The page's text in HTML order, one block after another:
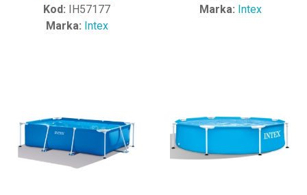
Kod: IH57177
Marka: Intex
Marka: Intex